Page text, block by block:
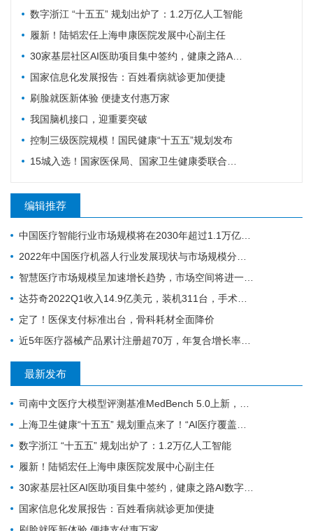
数字浙江 “十五五” 规划出炉了：1.2万亿人工智能
履新！陆韬宏任上海申康医院发展中心副主任
30家基层社区AI医助项目集中签约，健康之路AI数字员工规模化落地再提速
国家信息化发展报告：百姓看病就诊更加便捷
刷脸就医新体验 便捷支付惠万家
我国脑机接口，迎重要突破
控制三级医院规模！国民健康“十五五”规划发布
15城入选！国家医保局、国家卫生健康委联合确定基层医疗卫生重点联系城市
编辑推荐
中国医疗智能行业市场规模将在2030年超过1.1万亿元人民币
2022年中国医疗机器人行业发展现状与市场规模分析 行业处于高速增长期
智慧医疗市场规模呈加速增长趋势，市场空间将进一步打开
达芬奇2022Q1收入14.9亿美元，装机311台，手术量同步增长19%
定了！医保支付标准出台，骨科耗材全面降价
近5年医疗器械产品累计注册超70万，年复合增长率为20.9%
最新发布
司南中文医疗大模型评测基准MedBench 5.0上新，超31万次评测持续筑牢安全防线
上海卫生健康“十五五” 规划重点来了！“AI医疗覆盖率100%”成硬指标
数字浙江 “十五五” 规划出炉了：1.2万亿人工智能
履新！陆韬宏任上海申康医院发展中心副主任
30家基层社区AI医助项目集中签约，健康之路AI数字员工规模化落地再提速
国家信息化发展报告：百姓看病就诊更加便捷